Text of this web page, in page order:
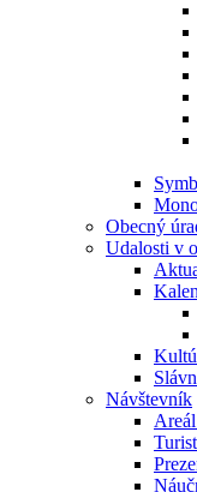
Obecný
Udalosti v
Návštevník